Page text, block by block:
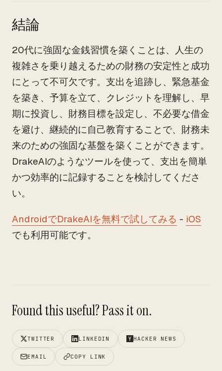
結論
20代に強固な金銭習慣を築くことは、人生の
複雑さを乗り越えるための財務の安定性と成功
にとって不可欠です。支出を追跡し、緊急基金
を築き、予算を立て、クレジットを理解し、早
期に投資し、財務目標を設定し、不必要な借金
を避け、継続的に自己教育することで、財務未
来のための強固な基盤を築くことができます。
DrakeAIのようなツールを使って、支出を簡単
かつ効率的に記録することを検討してくださ
い。
AndroidでDrakeAIを無料で試してみる - iOS
でも利用可能です。
Found this useful? Pass it on.
TWITTER LINKEDIN HACKER NEWS
EMAIL COPY LINK